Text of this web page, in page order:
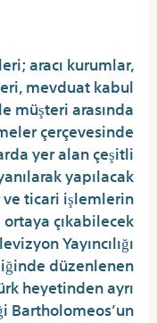
aracı kurumlar,
mevduat kabul
müşteri arasında
çerçevesinde
yer alan çeşitli
yapılacak
ticari işlemlerin
çıkabilecek
Yayıncılığı
düzenlenen
heyetinden ayrı
Bartholomeos’un